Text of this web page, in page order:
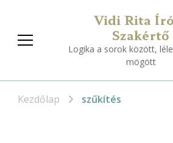
Vidi Rita
Szakértő
Logika a sorok között,
mögött
Kezdőlap szűkítés